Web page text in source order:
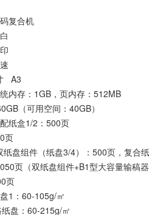
复合机
A3
内存：1GB，页内存：512MB
（可用空间：40GB）
纸盒1/2：500页
页
纸盘组件（纸盘3/4）：500页，复合
页（双纸盘组件+B1型大容量输稿
页
1：60-105g/㎡
盘：60-215g/㎡